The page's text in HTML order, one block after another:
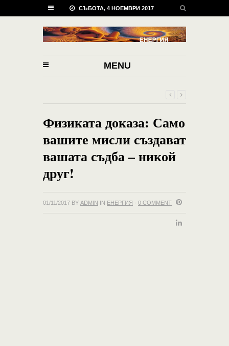
СЪБОТА, 4 НОЕМВРИ 2017
MENU
Физиката доказа: Само
вашите мисли създават
вашата съдба – никой
друг!
01/11/2017 BY ADMIN IN ЕНЕРГИЯ · 0 COMMENT